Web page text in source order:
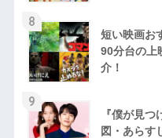
8
短い映画お
90分台の上
介！
9
『僕が見
図・あらす